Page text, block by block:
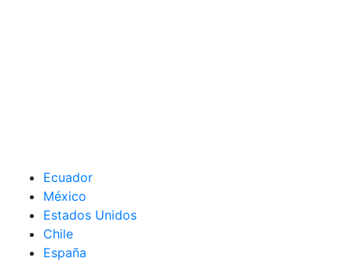
Ecuador
México
Estados Unidos
Chile
España